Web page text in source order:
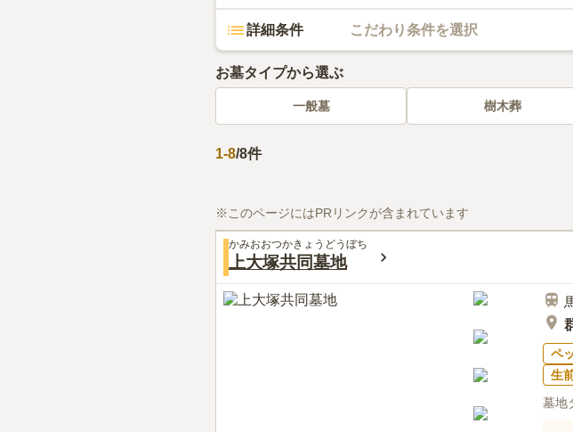
詳細条件 こだわり条件を選択
お墓タイプから選ぶ
一般墓 樹木葬
1-8/8件
※このページにはPRリンクが含まれています
かみおおつかきょうどうぼち
上大塚共同墓地
ペ
生
墓地